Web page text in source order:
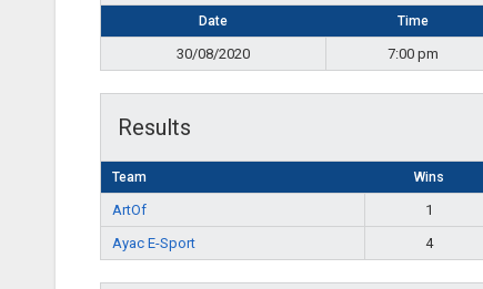
Date Time
30/08/2020 7:00 pm
Results
Team Wins
ArtOf 1
Ayac E-Sport
4